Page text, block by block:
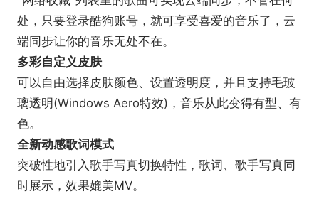
个性皮肤
具备超多数量的皮肤主题，不管是纯色皮肤，还
是明星、潮流皮肤，都可以一键更换。
处，只要登录酷狗账号，就可享受喜爱的音乐了，云
端同步让你的音乐无处不在。
多彩自定义皮肤
可以自由选择皮肤颜色、设置透明度，并且支持毛玻
璃透明(Windows Aero特效)，音乐从此变得有型、有
色。
全新动感歌词模式
突破性地引入歌手写真切换特性，歌词、歌手写真同
时展示，效果媲美MV。